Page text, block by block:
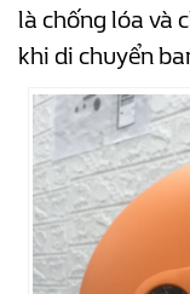
là chống lóa và
khi di chuyển